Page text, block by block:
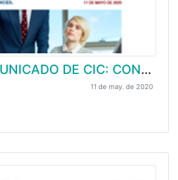
249 – COMUNICADO DE CIC: CONVENIO COLECTIVO, UN AÑO Y MEDIO SIN AVANCES.
11 de may. de 2020